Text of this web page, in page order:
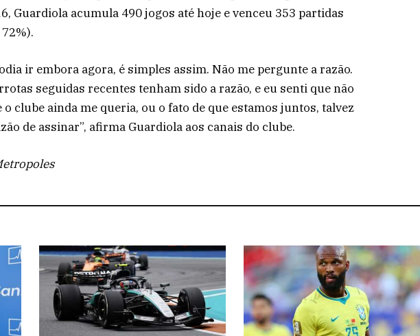
Guardiola acumula 490 jogos até hoje e venceu 353 partidas
ir embora agora, é simples assim. Não me pergunte a razão.
seguidas recentes tenham sido a razão, e eu senti que não
o clube ainda me queria, ou o fato de que estamos juntos, talvez
de assinar”, afirma Guardiola aos canais do clube.